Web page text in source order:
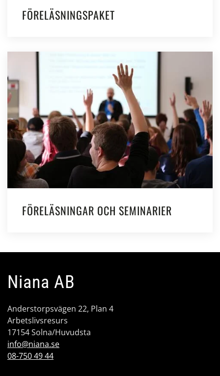
FÖRELÄSNINGSPAKET
FÖRELÄSNINGAR OCH SEMINARIER
Niana AB
Anderstorpsvägen 22, Plan 4
Arbetslivsresurs
17154 Solna/Huvudsta
info@niana.se
08-750 49 44